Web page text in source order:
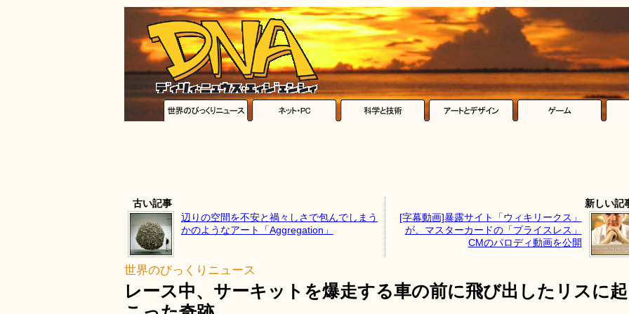
古い記事
辺りの空間を不安と禍々しさで包んでしまう
かのようなアート「Aggregation」
新しい記
[字幕動画]暴露サイト「ウィキリークス」
が、マスターカードの「プライスレス」
CMのパロディ動画を公開
世界のびっくりニュース
レース中、サーキットを爆走する車の前に飛び出したリスに起